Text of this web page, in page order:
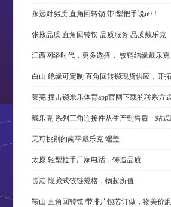
永远对劣质 直角回转锁 带l型把手说n0！
张掖品质 直角回转锁 品质服务 品质戴乐克
江西网络时代，更多选择， 铰链结缘戴乐克
白山 绝缘可定制 直角回转锁现货供应，开
莱芜 撞击锁米乐体育app官网下载的联系方
戴乐克 系列三角连接件从生产到售后一站
无可挑剔的南平戴乐克 端盖
太原 轻型拉手厂家电话，铸造品质
贵港 隐藏式铰链规格，物超所值
鞍山 直角回转锁 带排片锁芯订做，物美价廉